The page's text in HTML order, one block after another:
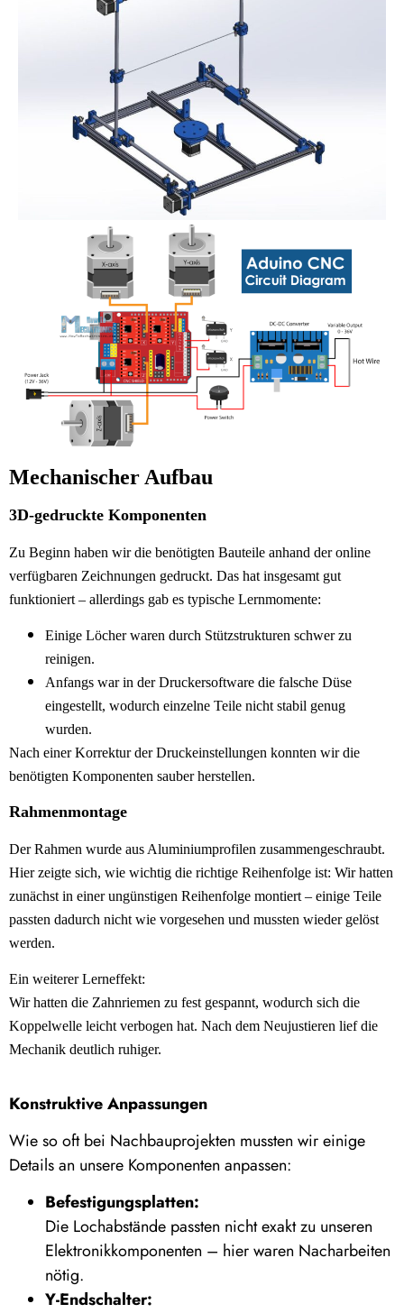
Mechanischer Aufbau
3D-gedruckte Komponenten
Zu Beginn haben wir die benötigten Bauteile anhand der online
verfügbaren Zeichnungen gedruckt. Das hat insgesamt gut
funktioniert – allerdings gab es typische Lernmomente:
Einige Löcher waren durch Stützstrukturen schwer zu
reinigen.
Anfangs war in der Druckersoftware die falsche Düse
eingestellt, wodurch einzelne Teile nicht stabil genug
wurden.
Nach einer Korrektur der Druckeinstellungen konnten wir die
benötigten Komponenten sauber herstellen.
Rahmenmontage
Der Rahmen wurde aus Aluminiumprofilen zusammengeschraubt.
Hier zeigte sich, wie wichtig die richtige Reihenfolge ist: Wir hatten
zunächst in einer ungünstigen Reihenfolge montiert – einige Teile
passten dadurch nicht wie vorgesehen und mussten wieder gelöst
werden.
Ein weiterer Lerneffekt:
Wir hatten die Zahnriemen zu fest gespannt, wodurch sich die
Koppelwelle leicht verbogen hat. Nach dem Neujustieren lief die
Mechanik deutlich ruhiger.
Konstruktive Anpassungen
Wie so oft bei Nachbauprojekten mussten wir einige
Details an unsere Komponenten anpassen:
Befestigungsplatten:
Die Lochabstände passten nicht exakt zu unseren
Elektronikkomponenten – hier waren Nacharbeiten
nötig.
Y-Endschalter: